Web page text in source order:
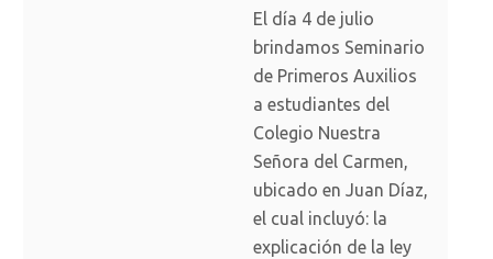
El día 4 de julio
brindamos Seminario
de Primeros Auxilios
a estudiantes del
Colegio Nuestra
Señora del Carmen,
ubicado en Juan Díaz,
el cual incluyó: la
explicación de la ley